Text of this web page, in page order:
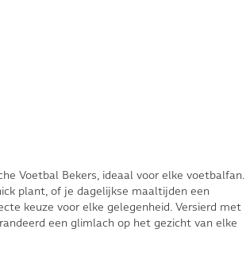
Voetbal Bekers, ideaal voor elke voetbalfan.
plant, of je dagelijkse maaltijden een
keuze voor elke gelegenheid. Versierd met
een glimlach op het gezicht van elke